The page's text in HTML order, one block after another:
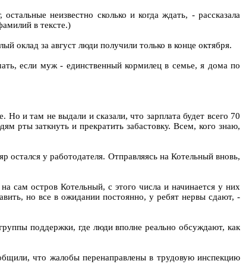
неизвестно сколько и когда ждать, - рассказала
в тексте.)
оклад за август люди получили только в конце октября.
если муж - единственный кормилец в семье, я дома по
Но и там не выдали и сказали, что зарплата будет всего 70
рты заткнуть и прекратить забастовку. Всем, кого знаю,
у работодателя. Отправляясь на Котельный вновь,
сам остров Котельный, с этого числа и начинается у них
но все в ожидании постоянно, у ребят нервы сдают, -
поддержки, где люди вполне реально обсуждают, как
что жалобы перенаправлены в трудовую инспекцию